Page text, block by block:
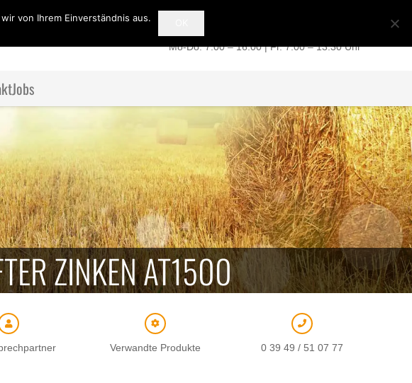
Mo-Do: 7:00 – 16:00 | Fr. 7:00 – 13:30 Uhr
Jobs
ZINKEN AT1500
Verwandte Produkte 0 39 49 / 51 07 77
von Ihrem Einverständnis aus.